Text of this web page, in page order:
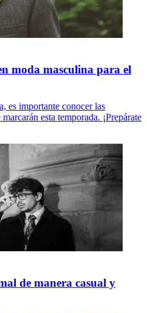
moda masculina para el
es importante conocer las
esta temporada. ¡Prepárate
de manera casual y